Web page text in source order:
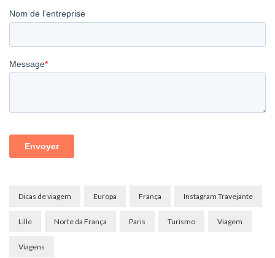
Dicas de viagem Europa França Instagram Travejante
Lille Norte da França Paris Turismo Viagem
Viagens